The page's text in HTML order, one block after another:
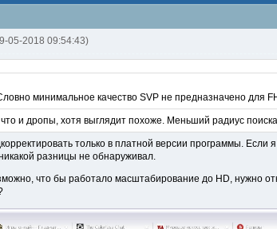
05-2018 09:54:43)
минимальное качество SVP не предназначено для
и дропы, хотя выглядит похоже. Меньший радиус
только в платной версии программы.
разницы не обнаруживал.
что бы работало масштабирование до HD, нужно